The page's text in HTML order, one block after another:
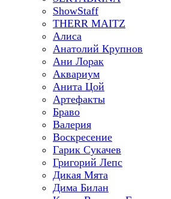
ShowStaff
THERR MAITZ
Алиса
Анатолий Крупнов
Ани Лорак
Аквариум
Анита Цой
Артефакты
Браво
Валерия
Воскресение
Гарик Сукачев
Григорий Лепс
Дикая Мята
Дима Билан